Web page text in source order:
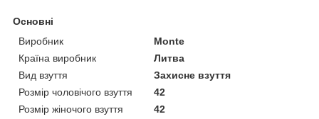
Основні
Виробник
Monte
Країна виробник
Литва
Вид взуття
Захисне взуття
Розмір чоловічого взуття
42
Розмір жіночого взуття
42